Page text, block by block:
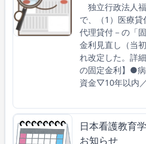
独立行政法人
で、（1）医療貸
代理貸付－の「
金利見直し（当
れ改定した。詳
の固定金利】●
資金▽10年以内
日本看護教育
お知らせ